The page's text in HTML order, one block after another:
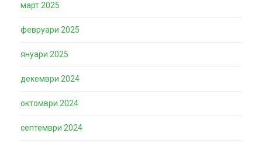
март 2025
февруари 2025
януари 2025
декември 2024
октомври 2024
септември 2024